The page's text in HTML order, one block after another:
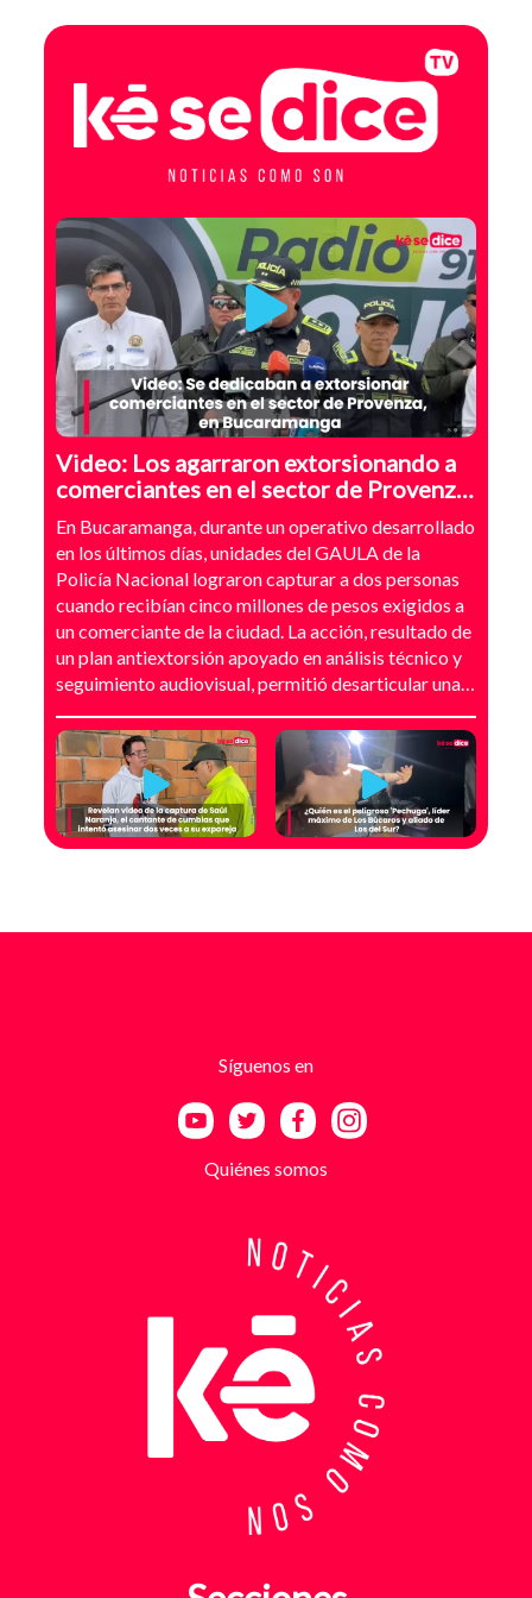
Video: Los agarraron extorsionando a
comerciantes en el sector de Provenza,
Bucaramanga
En Bucaramanga, durante un operativo desarrollado
en los últimos días, unidades del GAULA de la
Policía Nacional lograron capturar a dos personas
cuando recibían cinco millones de pesos exigidos a
un comerciante de la ciudad. La acción, resultado de
un plan antiextorsión apoyado en análisis técnico y
seguimiento audiovisual, permitió desarticular una
digitales, suplantación de grupos armados y presión
directa sobre establecimientos comerciales. La
investigación no comenzó con la captura, sino con el
temor de un comerciante que empezó a recibir
mensajes y llamadas en las que le exigían dinero a
a las amenazas. Las exigencias económicas variaban
entre uno y cinco millones de pesos, dependiendo de
la supuesta “capacidad de pago” de cada víctima. A
antiextorsión que se extendió por varios sectores
seguridad públicas y privadas, además de analizar
cerca de 300 horas de grabaciones, con el objetivo
de reconstruir los movimientos de los sospechosos
y establecer patrones de comportamiento. Ese
seguimiento permitió identificar no solo el punto y
la modalidad de entrega del dinero, sino también la
posible existencia de otras víctimas que habrían
sido contactadas bajo el mismo esquema de
intimidación. Con la información recopilada, se
coordinó el operativo que culminó con la captura en
flagrancia. El procedimiento se realizó en el
Síguenos en
Quiénes somos